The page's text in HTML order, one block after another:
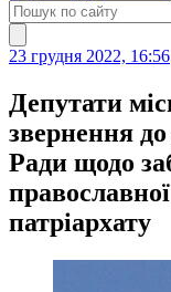
23 грудня 2022, 16:56
Депутати
звернення
Ради щодо
патріархату